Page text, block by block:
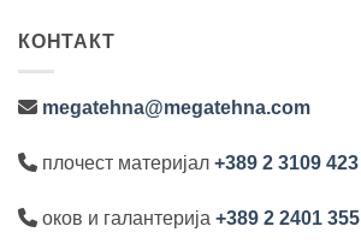
КОНТАКТ
megatehna@megatehna.com
плочест материјал +389 2 3109 423
оков и галантерија +389 2 2401 355